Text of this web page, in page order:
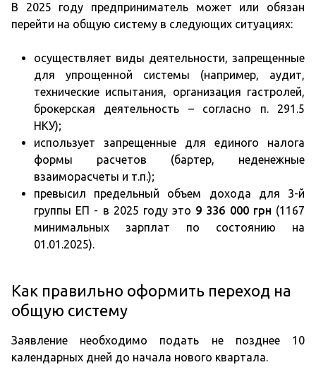
В 2025 году предприниматель может или обязан
перейти на общую систему в следующих ситуациях:
осуществляет виды деятельности, запрещенные
для упрощенной системы (например, аудит,
технические испытания, организация гастролей,
брокерская деятельность – согласно п. 291.5
НКУ);
использует запрещенные для единого налога
формы расчетов (бартер, неденежные
взаиморасчеты и т.п.);
превысил предельный объем дохода для 3-й
группы ЕП - в 2025 году это 9 336 000 грн (1167
минимальных зарплат по состоянию на
01.01.2025).
Как правильно оформить переход на
общую систему
Заявление необходимо подать не позднее 10
календарных дней до начала нового квартала.